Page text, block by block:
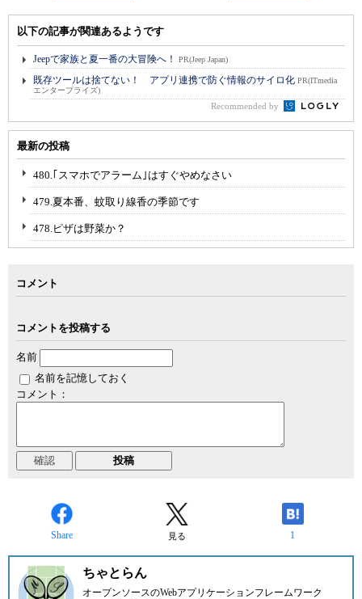
以下の記事が関連あるようです
Jeepで家族と夏一番の大冒険へ！ PR(Jeep Japan)
既存ツールは捨てない！ アプリ連携で防ぐ情報のサイロ化 PR(ITmedia
エンタープライズ)
Recommended by
最新の投稿
480.｢スマホでアラーム｣はすぐやめなさい
479.夏本番、蚊取り線香の季節です
478.ピザは野菜か？
コメント
コメントを投稿する
名前
名前を記憶しておく
コメント：
Share 見る 1
ちゃとらん
オープンソースのWebアプリケーションフレームワーク